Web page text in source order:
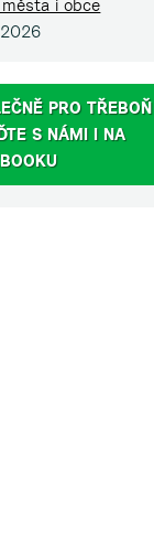
i obce
PRO TŘEBOŇ
S NÁMI I NA